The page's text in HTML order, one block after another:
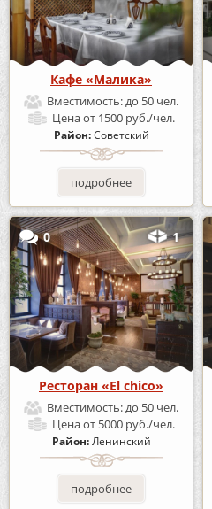
Кафе «Малика»
Вместимость:до 50 чел.
Ценаот 1500 руб./чел.
Район:Советский
подробнее
0 1
Ресторан «El chico»
Вместимость:до 50 чел.
Ценаот 5000 руб./чел.
Район:Ленинский
подробнее